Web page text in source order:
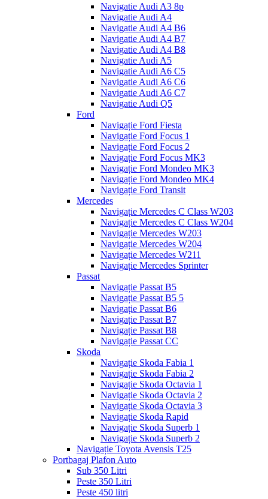
Navigatie Audi A3 8p
Navigatie Audi A4
Navigatie Audi A4 B6
Navigatie Audi A4 B7
Navigatie Audi A4 B8
Navigatie Audi A5
Navigatie Audi A6 C5
Navigatie Audi A6 C6
Navigatie Audi A6 C7
Navigatie Audi Q5
Ford
Navigație Ford Fiesta
Navigație Ford Focus 1
Navigație Ford Focus 2
Navigație Ford Focus MK3
Navigație Ford Mondeo MK3
Navigație Ford Mondeo MK4
Navigație Ford Transit
Mercedes
Navigație Mercedes C Class W203
Navigație Mercedes C Class W204
Navigație Mercedes W203
Navigație Mercedes W204
Navigație Mercedes W211
Navigație Mercedes Sprinter
Passat
Navigație Passat B5
Navigație Passat B5 5
Navigație Passat B6
Navigație Passat B7
Navigație Passat B8
Navigație Passat CC
Skoda
Navigație Skoda Fabia 1
Navigație Skoda Fabia 2
Navigație Skoda Octavia 1
Navigație Skoda Octavia 2
Navigație Skoda Octavia 3
Navigație Skoda Rapid
Navigație Skoda Superb 1
Navigație Skoda Superb 2
Navigație Toyota Avensis T25
Portbagaj Plafon Auto
Sub 350 Litri
Peste 350 Litri
Peste 450 litri